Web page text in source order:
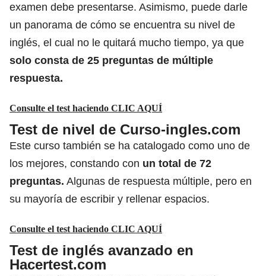
examen debe presentarse. Asimismo, puede darle
un panorama de cómo se encuentra su nivel de
inglés, el cual no le quitará mucho tiempo, ya que
solo consta de 25 preguntas de múltiple
respuesta.
Consulte el test haciendo CLIC AQUÍ
Test de nivel de Curso-ingles.com
Este curso también se ha catalogado como uno de
los mejores, constando con un total de 72
preguntas. Algunas de respuesta múltiple, pero en
su mayoría de escribir y rellenar espacios.
Consulte el test haciendo CLIC AQUÍ
Test de inglés avanzado en
Hacertest.com